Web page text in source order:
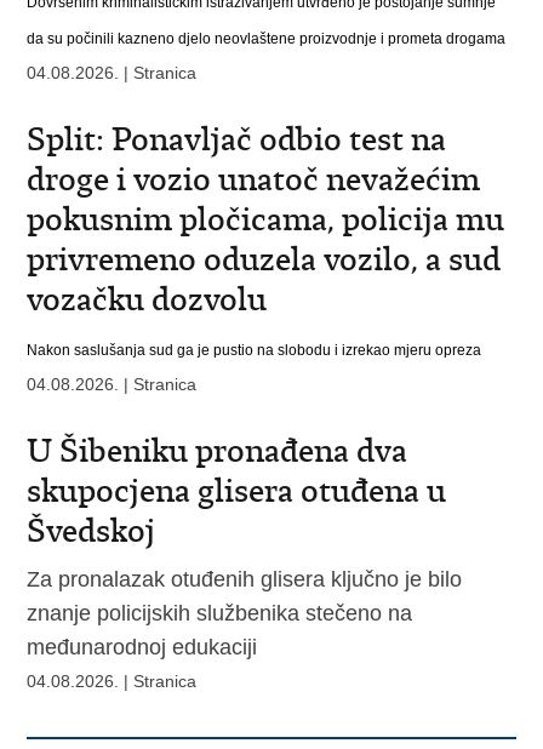
da su počinili kazneno djelo neovlaštene proizvodnje i prometa drogama
04.08.2026. | Stranica
Split: Ponavljač odbio test na
droge i vozio unatoč nevažećim
pokusnim pločicama, policija mu
privremeno oduzela vozilo, a sud
vozačku dozvolu
Nakon saslušanja sud ga je pustio na slobodu i izrekao mjeru opreza
04.08.2026. | Stranica
U Šibeniku pronađena dva
skupocjena glisera otuđena u
Švedskoj
Za pronalazak otuđenih glisera ključno je bilo
znanje policijskih službenika stečeno na
međunarodnoj edukaciji
04.08.2026. | Stranica